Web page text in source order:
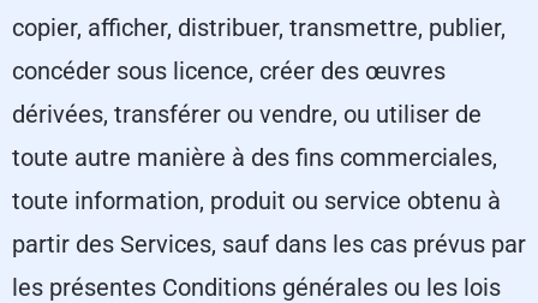
copier, afficher, distribuer, transmettre, publier,
concéder sous licence, créer des œuvres
dérivées, transférer ou vendre, ou utiliser de
toute autre manière à des fins commerciales,
toute information, produit ou service obtenu à
partir des Services, sauf dans les cas prévus par
les présentes Conditions générales ou les lois